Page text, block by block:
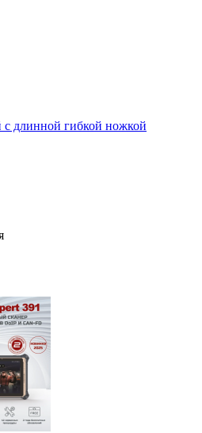
длинной гибкой ножкой